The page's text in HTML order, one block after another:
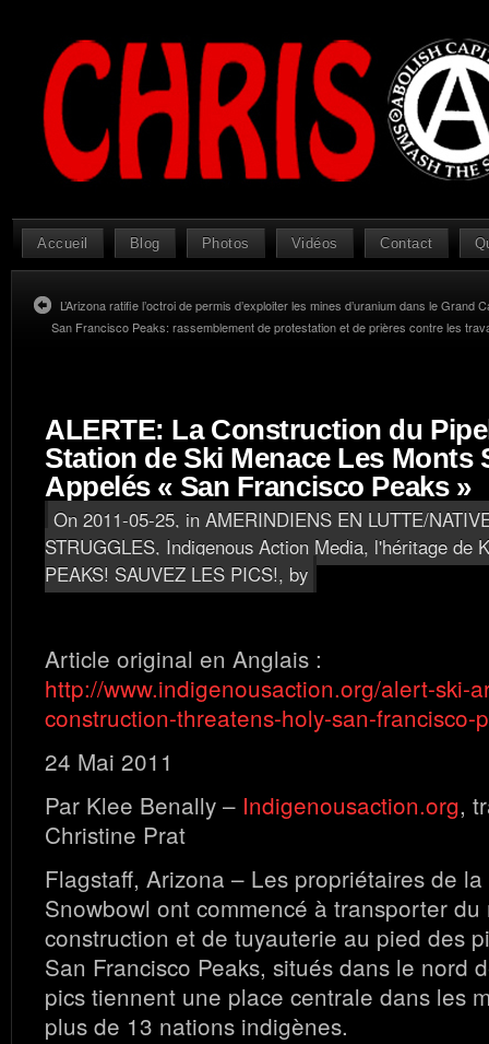
Accueil Blog Photos Vidéos Contact
L’Arizona ratifie l’octroi de permis d’exploiter les mines d’uranium dans le Grand
San Francisco Peaks: rassemblement de protestation et de prières contre les
ALERTE: La Construction du
Station de Ski Menace Les Monts
Appelés « San Francisco Peaks »
On 2011-05-25, in AMERINDIENS EN LUTTE/
STRUGGLES, Indigenous Action Media, l'héritage de
PEAKS! SAUVEZ LES PICS!, by
Article original en Anglais :
http://www.indigenousaction.org/alert-ski-
construction-threatens-holy-san-francisco-
24 Mai 2011
Par Klee Benally – Indigenousaction.org,
Christine Prat
Flagstaff, Arizona – Les propriétaires de
Snowbowl ont commencé à transporter
construction et de tuyauterie au pied des
San Francisco Peaks, situés dans le nord
pics tiennent une place centrale dans les
plus de 13 nations indigènes.